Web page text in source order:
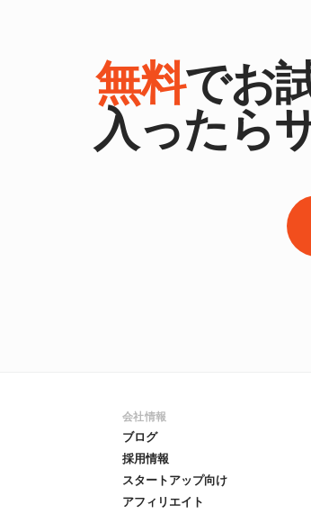
無料でお
入ったら
会社情報
ブログ
採用情報
スタートアップ向け
アフィリエイト